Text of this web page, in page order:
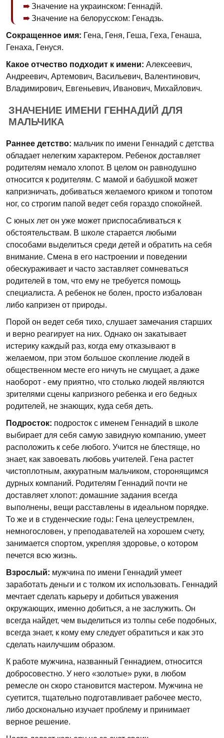
Значение на украинском: Геннадій.
Значение на белорусском: Генадзь.
Сокращенное имя: Гена, Геня, Геша, Геха, Генаша,
Генаха, Генуся.
Какое отчество подходит к имени: Алексеевич,
Андреевич, Артемович, Васильевич, Валентинович,
Владимирович, Евгеньевич, Иванович, Михайлович.
ЗНАЧЕНИЕ ИМЕНИ ГЕННАДИЙ ДЛЯ
МАЛЬЧИКА
Раннее детство: мальчик по имени Геннадий с детства
обладает нелегким характером. Ребенок доставляет
родителям немало хлопот. В целом он равнодушно
относится к родителям. С мамой и бабушкой может
капризничать, добиваться желаемого криком и топотом
ног, со строгим папой ведет себя гораздо спокойней.
С юных лет он уже может приспосабливаться к
обстоятельствам. В школе старается любыми
способами выделиться среди детей и обратить на себя
внимание. Смена в его настроении и поведении
обескураживает и часто заставляет сомневаться
родителей в том, что ему не требуется помощь
специалиста. А ребенок не болен, просто избалован
либо капризен от природы.
Порой он ведет себя тихо, слушает замечания старших
и верно реагирует на них. Однако он закатывает
истерику каждый раз, когда ему отказывают в
желаемом, при этом большое скопление людей в
общественном месте его ничуть не смущает, а даже
наоборот - ему приятно, что столько людей являются
зрителями сцены капризного ребенка и его бедных
родителей, не знающих, куда себя деть.
Подросток: подросток с именем Геннадий в школе
выбирает для себя самую завидную компанию, умеет
расположить к себе любого. Учится не блестяще, но
знает, как завоевать любовь учителей. Гена растет
чистоплотным, аккуратным мальчиком, сторонящимся
дурных компаний. Родителям Геннадий почти не
доставляет хлопот: домашние задания всегда
выполнены, вещи расставлены в идеальном порядке.
То же и в студенческие годы: Гена целеустремлен,
немногословен, у преподавателей на хорошем счету,
занимается спортом, укрепляя здоровье, о котором
печется всю жизнь.
Взрослый: мужчина по имени Геннадий умеет
заработать деньги и с толком их использовать. Геннадий
мечтает сделать карьеру и добиться уважения
окружающих, именно добиться, а не заслужить. Он
всегда найдет, чем выделиться из толпы себе подобных,
всегда знает, к кому ему следует обратиться и как это
сделать наилучшим образом.
К работе мужчина, названный Геннадием, относится
добросовестно. У него «золотые» руки, в любом
ремесле он скоро становится мастером. Мужчина не
суетится, тщательно подготавливает рабочее место,
либо досконально изучает проблему и принимает
верное решение.